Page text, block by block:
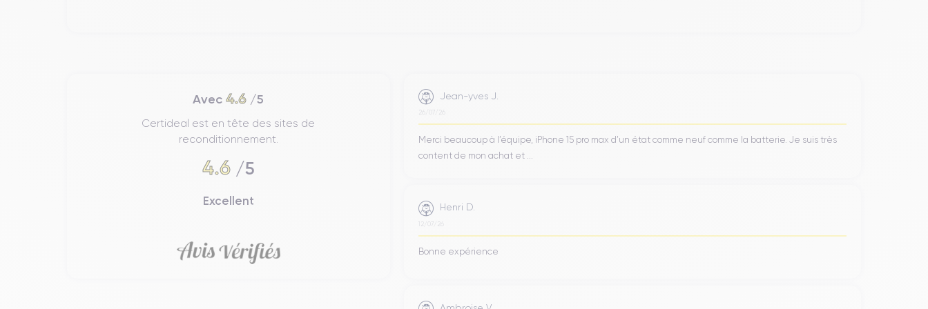
Il se caractérise également par sa capacité à s'adapter aux besoins et aux préférences de l'utilisateur, ce qui améliore l'expérience utilisateur et la satisfaction des clients.
Les finitions de l'iPhone 12 Pro sont un aspect important pour ceux qui recherchent un appareil esthétique et élégant. Apple propose quatre options de finition pour l'iPhone
des bords plats en acier inoxydable
de la couverture en verre mat est lisse au toucher et résiste aux traces de doigts.
En outre, le verre utilisé dans l'iPhone 12 Pro est le
Avec4.6 /5
Certideal est en tête des sites de
reconditionnement.
4.6/5
Excellent
Jean-yves J.
26/07/26
Merci beaucoup à l’équipe, iPhone 15 pro max d’un état comme neuf comme la batterie. Je suis très
content de mon achat et ...
Henri D.
12/07/26
Bonne expérience